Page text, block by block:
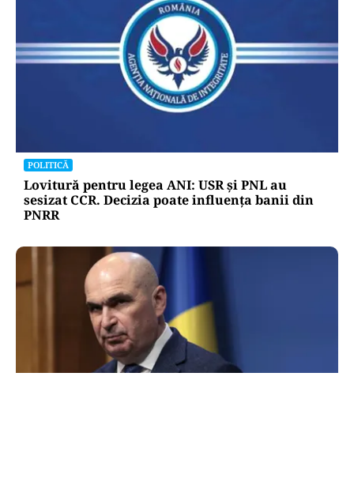
POLITICĂ
Lovitură pentru legea ANI: USR și PNL au
sesizat CCR. Decizia poate influența banii din
PNRR